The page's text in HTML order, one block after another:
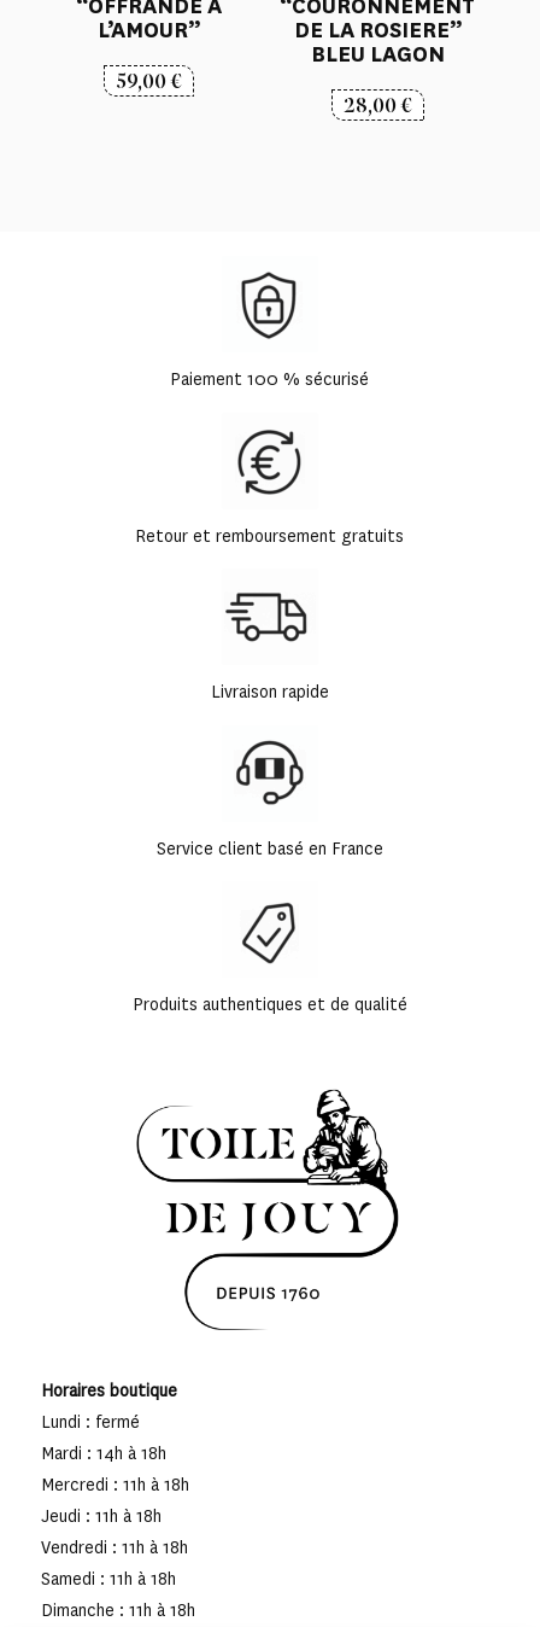
L’AMOUR”
59,00€
DE LA ROSIERE”
BLEU LAGON
28,00€
Paiement 100 % sécurisé
Retour et remboursement gratuits
Livraison rapide
Service client basé en France
Produits authentiques et de qualité
Horaires boutique
Lundi : fermé
Mardi : 14h à 18h
Mercredi : 11h à 18h
Jeudi : 11h à 18h
Vendredi : 11h à 18h
Samedi : 11h à 18h
Dimanche : 11h à 18h